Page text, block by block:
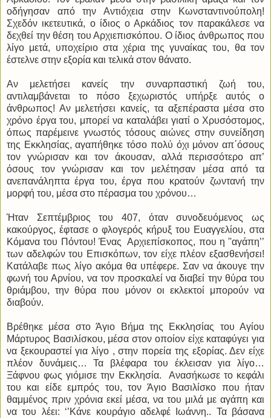
οδήγησαν από την Αντιόχεια στην Κωνσταντινούπολη!
Σχεδόν ικετευτικά, ο ίδιος ο Αρκάδιος τον παρακάλεσε να
δεχθεί την θέση του Αρχιεπισκόπου. Ο ίδιος άνθρωπος που
λίγο μετά, υποχείριο στα χέρια της γυναίκας του, θα τον
έστελνε στην εξορία και τελικά στον θάνατο.
Αν μελετήσει κανείς την συναρπαστική ζωή του,
αντιλαμβάνεται το πόσο ξεχωριστός υπήρξε αυτός ο
άνθρωπος! Αν μελετήσει κανείς, τα αξεπέραστα μέσα στο
χρόνο έργα του, μπορεί να καταλάβει γιατί ο Χρυσόστομος,
όπως παρέμεινε γνωστός τόσους αιώνες στην συνείδηση
της Εκκλησίας, αγαπήθηκε τόσο πολύ όχι μόνον απ΄όσους
τον γνώρισαν και τον άκουσαν, αλλά περισσότερο απ’
όσους τον γνώρισαν και τον μελέτησαν μέσα από τα
ανεπανάληπτα έργα του, έργα που κρατούν ζωντανή την
μορφή του, μέσα στο πέρασμα του χρόνου…
Ήταν Σεπτέμβριος του 407, όταν συνοδευόμενος ως
κακούργος, έφτασε ο φλογερός κήρυξ του Ευαγγελίου, στα
Κόμανα του Πόντου! Ένας Αρχιεπίσκοπος, που η ''αγάπη’’
των αδελφών του Επισκόπων, τον είχε πλέον εξασθενήσει!
Κατάλαβε πως λίγο ακόμα θα υπέφερε. Σαν να άκουγε την
φωνή του Αρνίου, να τον προσκαλεί να διαβεί την θύρα του
θριάμβου, την θύρα που μόνον οι εκλεκτοί μπορούν να
διαβούν.
Βρέθηκε μέσα στο Άγιο Βήμα της Εκκλησίας του Αγίου
Μάρτυρος Βασιλίσκου, μέσα στον οποίον είχε καταφύγει για
να ξεκουραστεί για λίγο , στην πορεία της εξορίας. Δεν είχε
πλέον δυνάμεις… Τα βλέφαρα του έκλεισαν για λίγο…
Ξάφνου φως γιόμισε την Εκκλησία. Ανασήκωσε το κεφάλι
του και είδε εμπρός του, τον Άγιο Βασιλίσκο που ήταν
θαμμένος πριν χρόνια εκεί μέσα, να του μιλά με αγάπη και
να του λέει: ‘’Κάνε κουράγιο αδελφέ Ιωάννη.. Τα βάσανα